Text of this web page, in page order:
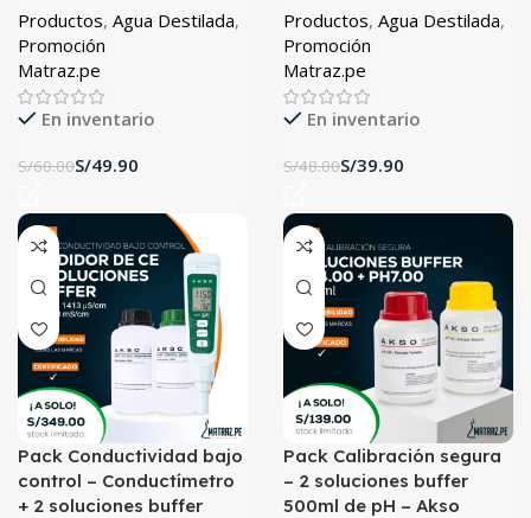
Productos, Agua Destilada,
Promoción
Matraz.pe
En inventario
S/60.00S/49.90
Productos, Agua Destilada,
Promoción
Matraz.pe
En inventario
S/48.00S/39.90
Pack Conductividad bajo
control – Conductímetro
+ 2 soluciones buffer
Pack Calibración segura
– 2 soluciones buffer
500ml de pH – Akso